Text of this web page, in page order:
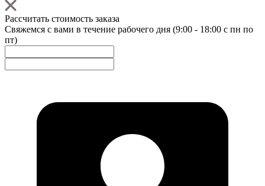
Рассчитать стоимость заказа
Свяжемся с вами в течение рабочего дня (9:00 - 18:00 с пн по
пт)